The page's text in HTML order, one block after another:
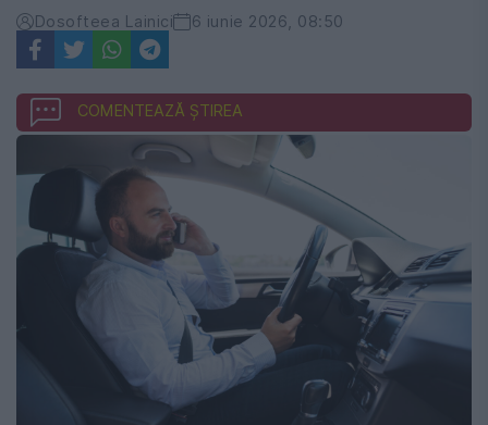
Dosofteea Lainici 6 iunie 2026, 08:50
COMENTEAZĂ ȘTIREA